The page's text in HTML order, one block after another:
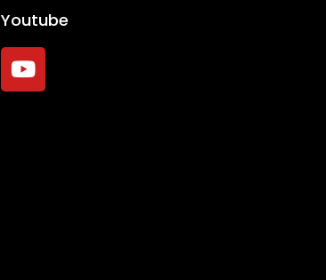
Youtube
Y
o
u